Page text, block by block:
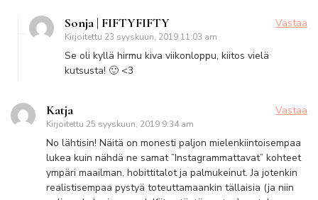
Sonja | FIFTYFIFTY
Kirjoitettu 23 syyskuun, 2019 11:03 am
Vastaa
Se oli kyllä hirmu kiva viikonloppu, kiitos vielä
kutsusta! 🙂 <3
Katja
Kirjoitettu 25 syyskuun, 2019 9:34 am
Vastaa
No lähtisin! Näitä on monesti paljon mielenkiintoisempaa
lukea kuin nähdä ne samat ”Instagrammattavat” kohteet
ympäri maailman, hobittitalot ja palmukeinut. Ja jotenkin
realistisempaa pystyä toteuttamaankin tällaisia (ja niin